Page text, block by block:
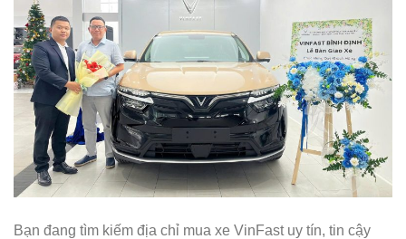
Bạn đang tìm kiếm địa chỉ mua xe VinFast uy tín, tin cậy